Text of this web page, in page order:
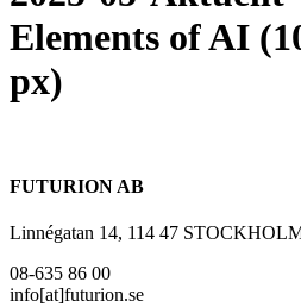
Elements of AI
px)
FUTURION AB
Linnégatan 14, 114 47
08-635 86 00
info[at]futurion.se